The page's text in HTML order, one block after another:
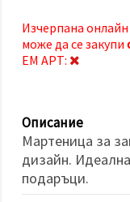
като
натиснеш
"Приеми
си в
"Настройки",
като
избереш
дадения
Изчерпана онлайн
може да се закупи
ЕМ АРТ:
Описание
Мартеница за
дизайн.
подаръци.